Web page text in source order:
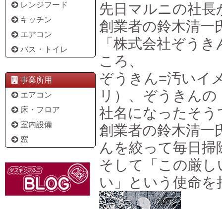
レンジフード
キッチン
エアコン
バス・トイレ
事業所用
エアコン
床・フロア
室内設備
窓
先日マルニの社
創業者の鈴木清一
「株式会社ぞう
ころ、
ぞうきん=汚いイ
リ）、ぞうきん
社名になったそう
創業者の鈴木清一
んを絞って毎日
そして「この厳
い」という使命